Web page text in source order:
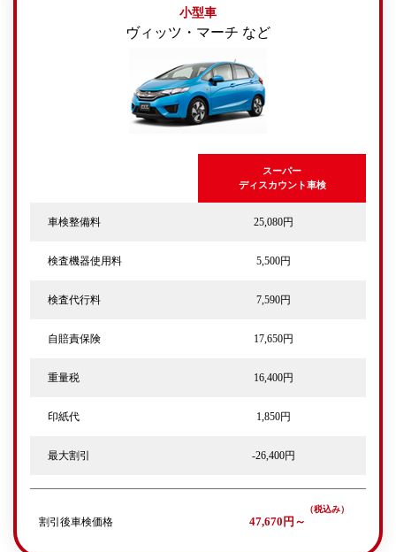
小型車
ヴィッツ・マーチ など
スーパー
ディスカウント車検
車検整備料 25,080円
検査機器使用料 5,500円
検査代行料 7,590円
自賠責保険 17,650円
重量税 16,400円
印紙代 1,850円
最大割引 -26,400円
割引後車検価格 47,670円～